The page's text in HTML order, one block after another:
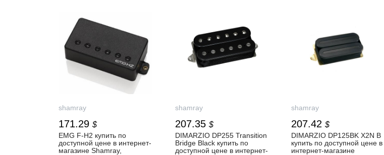
shamray
171.29 $
EMG F-H2 купить по
доступной цене в интернет-
магазине Shamray,
shamray
207.35 $
DIMARZIO DP255 Transition
Bridge Black купить по
доступной цене в интернет-
shamray
207.42 $
DIMARZIO DP125BK X2N B
купить по доступной цене в
интернет-магазине